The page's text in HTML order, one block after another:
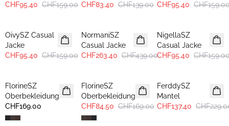
CHF95.40 CHF159.00 CHF83.40 CHF139.00 CHF95.40
OivySZ Casual
Jacke
CHF95.40 CHF159.00
NormaniSZ
Casual Jacke
CHF263.40 CHF439.00
NigellaSZ
Casual Jacke
CHF95.40
FlorineSZ
Oberbekleidung
CHF169.00
FlorineSZ
Oberbekleidung
CHF84.50 CHF169.00
FerddySZ
Mantel
CHF137.40
-40% -40%